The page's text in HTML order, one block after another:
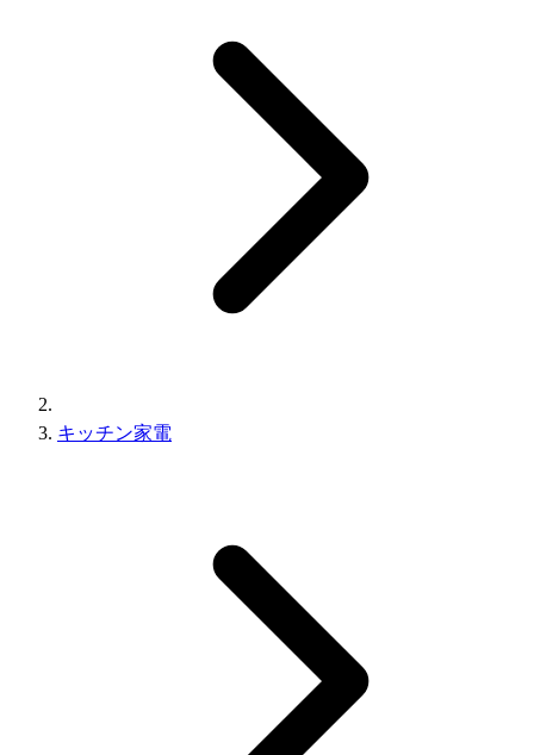
キッチン家電